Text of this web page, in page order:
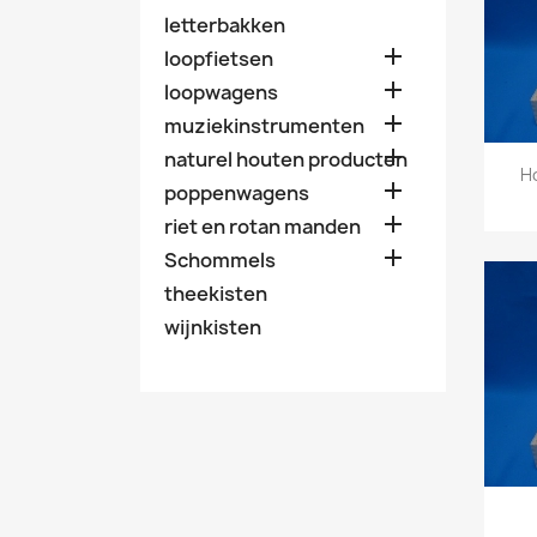
letterbakken
loopfietsen

loopwagens 
muziekinstrumenten 
naturel houten producten

poppenwagens 
riet en rotan manden 
Schommels 
theekisten
wijnkisten